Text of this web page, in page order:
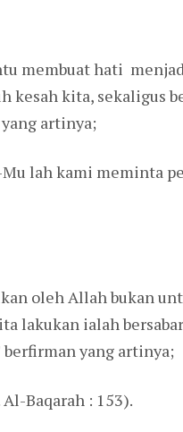
membuat hati
kesah kita, sekaligus
artinya;
lah kami meminta
oleh Allah bukan
lakukan ialah
berfirman yang artinya;
Baqarah : 153).